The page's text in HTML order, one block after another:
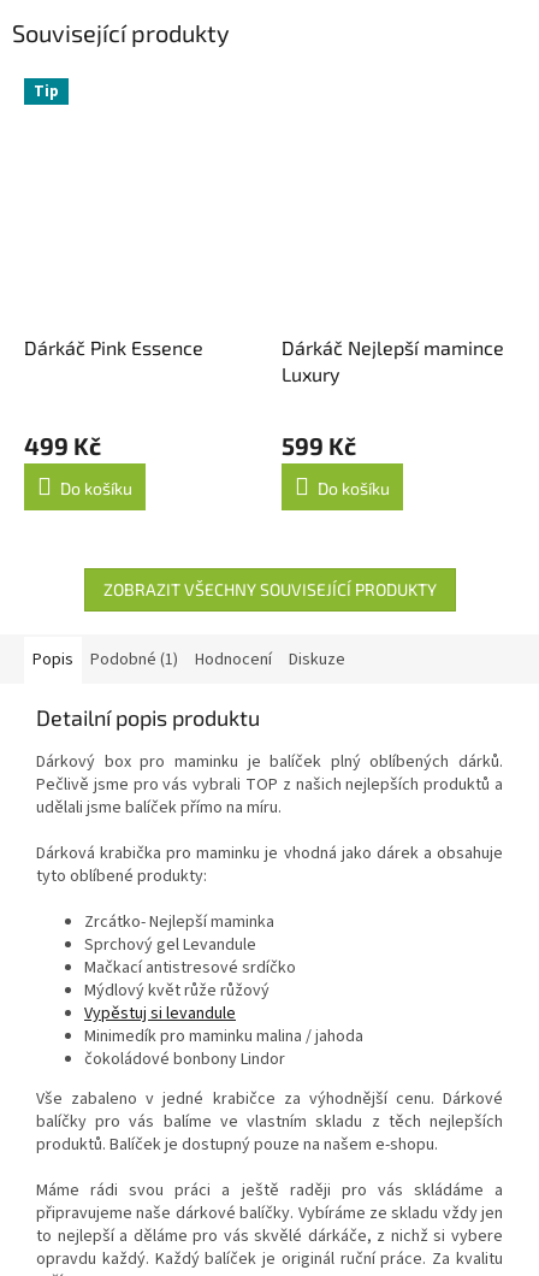
Související produkty
Tip
Dárkáč Pink Essence
499 Kč
Do košíku
Dárkáč Nejlepší mamince
Luxury
599 Kč
Do košíku
ZOBRAZIT VŠECHNY SOUVISEJÍCÍ PRODUKTY
Popis Podobné (1) Hodnocení Diskuze
Detailní popis produktu
Dárkový box pro maminku je balíček plný oblíbených dárků.
Pečlivě jsme pro vás vybrali TOP z našich nejlepších produktů a
udělali jsme balíček přímo na míru.
Dárková krabička pro maminku je vhodná jako dárek a obsahuje
tyto oblíbené produkty:
Zrcátko- Nejlepší maminka
Sprchový gel Levandule
Mačkací antistresové srdíčko
Mýdlový květ růže růžový
Vypěstuj si levandule
Minimedík pro maminku malina / jahoda
čokoládové bonbony Lindor
Vše zabaleno v jedné krabičce za výhodnější cenu. Dárkové
balíčky pro vás balíme ve vlastním skladu z těch nejlepších
produktů. Balíček je dostupný pouze na našem e-shopu.
Máme rádi svou práci a ještě raději pro vás skládáme a
připravujeme naše dárkové balíčky. Vybíráme ze skladu vždy jen
to nejlepší a děláme pro vás skvělé dárkáče, z nichž si vybere
opravdu každý. Každý balíček je originál ruční práce. Za kvalitu